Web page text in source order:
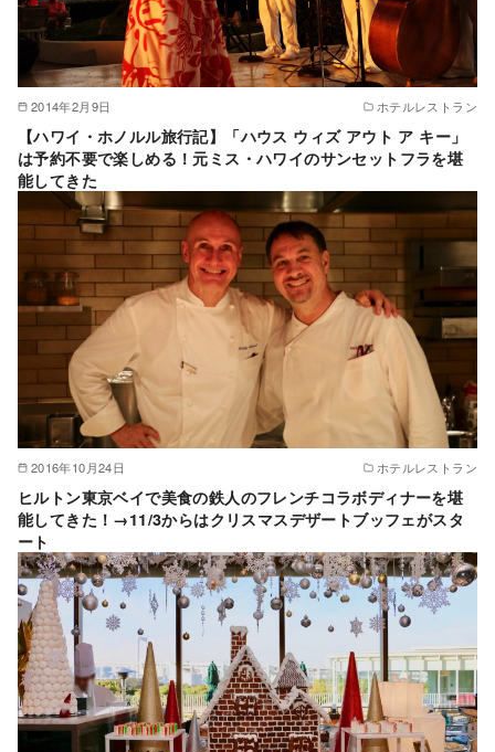
2014年2月9日 ホテルレストラン
【ハワイ・ホノルル旅行記】「ハウス ウィズ アウト ア キー」
は予約不要で楽しめる！元ミス・ハワイのサンセットフラを堪
能してきた
2016年10月24日 ホテルレストラン
ヒルトン東京ベイで美食の鉄人のフレンチコラボディナーを堪
能してきた！→11/3からはクリスマスデザートブッフェがスタ
ート